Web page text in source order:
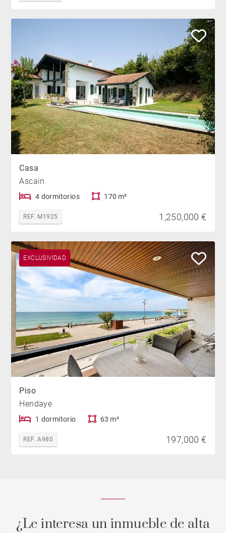
Casa
Ascain
4 dormitorios 170 m²
REF. M1925 1,250,000 €
EXCLUSIVIDAD
Piso
Hendaye
1 dormitorio 63 m²
REF. A980 197,000 €
¿Le interesa un inmueble de alta